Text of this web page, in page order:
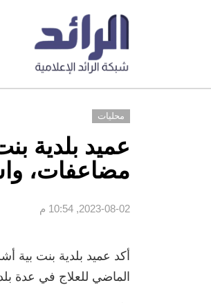
محليات
عميد بلدية
مضاعفات،
2023-08-02, 10:54 م
أكد عميد بلدية بنت بية
الماضي للعلاج في عدة